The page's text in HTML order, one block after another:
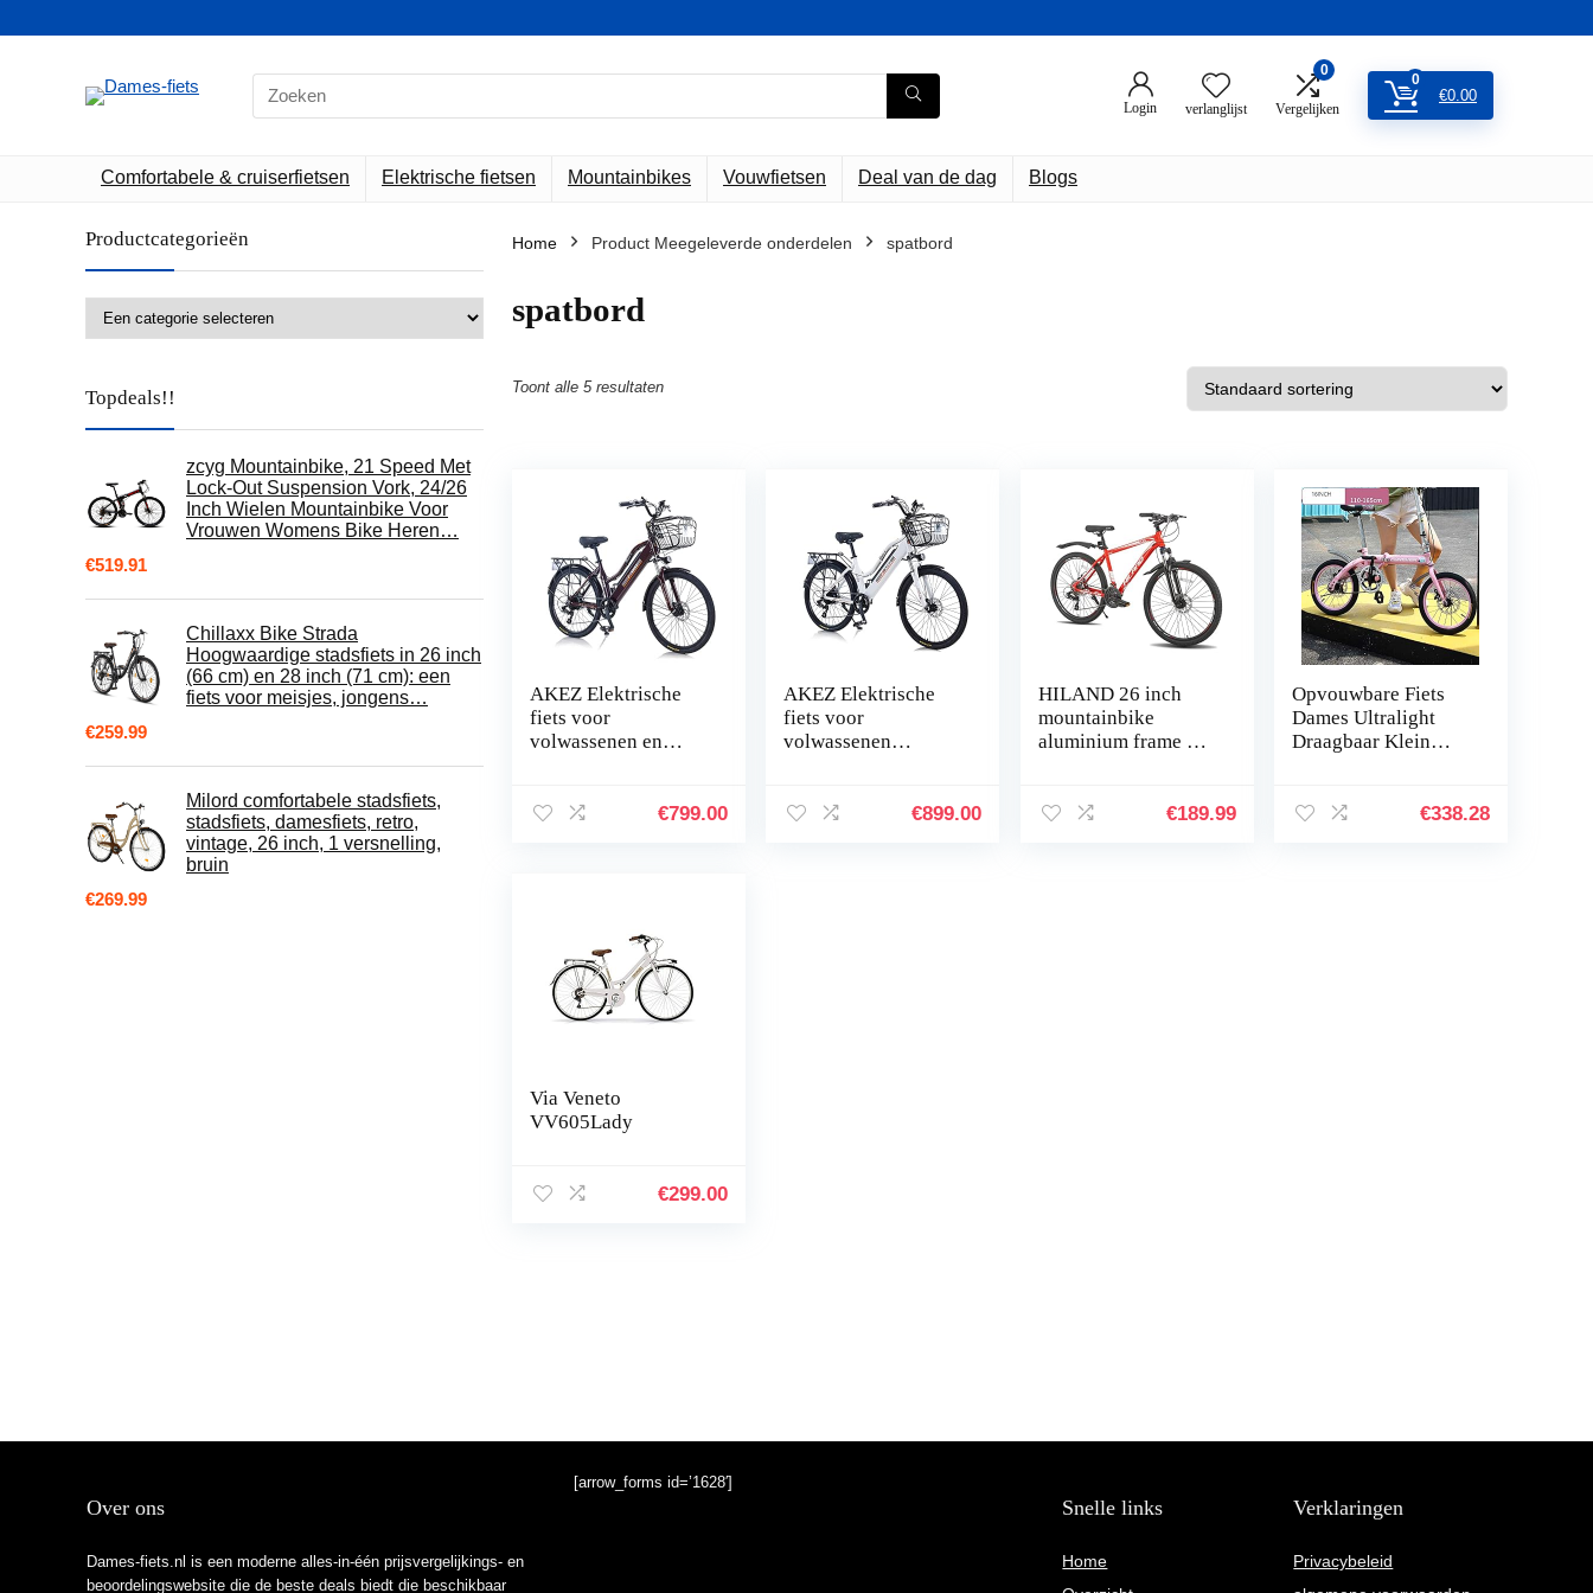
Search
for:
Login verlanglijst
0
Vergelijken
0
€0.00
Comfortabele & cruiserfietsen Elektrische fietsen Mountainbikes Vouwfietsen Deal van de dag Blogs
Productcategorieën
Topdeals!!
zcyg Mountainbike, 21 Speed Met
Lock-Out Suspension Vork, 24/26
Inch Wielen Mountainbike Voor
Vrouwen Womens Bike Heren…
€519.91
Chillaxx Bike Strada
Hoogwaardige stadsfiets in 26 inch
(66 cm) en 28 inch (71 cm): een
fiets voor meisjes, jongens…
€259.99
Milord comfortabele stadsfiets,
stadsfiets, damesfiets, retro,
vintage, 26 inch, 1 versnelling,
bruin
€269.99
Home Product Meegeleverde onderdelen ‎spatbord
‎spatbord
Toont alle 5 resultaten
AKEZ Elektrische
fiets voor
volwassenen en
mountainbike voor
€799.00
AKEZ Elektrische
fiets voor
volwassenen
dames elektrische
€899.00
HILAND 26 inch
mountainbike
aluminium frame met
Shimano schijfrem
€189.99
Opvouwbare Fiets
Dames Ultralight
Draagbaar Klein
Opvouwbaar Licht
€338.28
Via Veneto
VV605Lady
€299.00
Over ons
Dames-fiets.nl is een moderne alles-in-één prijsvergelijkings- en
beoordelingswebsite die de beste deals biedt die beschikbaar
[arrow_forms id=’1628′]
Snelle links
Home
Verklaringen
Privacybeleid